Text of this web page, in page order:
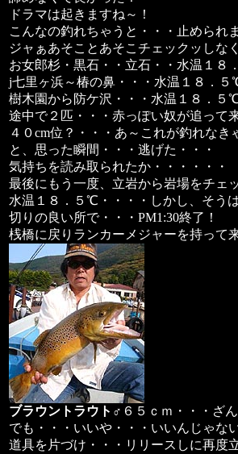
ドラマは起きますね～！
こんなの釣れちゃうと・・・止められ
ジャぁあそことあそこチェックッしな
お女郎杉・黒石・・立石・・水温１８
j七里ヶ浜～椿の鼻・・・水温１８．５
樹木園から防ケ沢・・・水温１８．５
途中で２匹・・・赤っぽい奴が追って
４０cm位？・・・あ～これが釣れな
と、思った瞬間・・・逃げた・・・
気持ちを読み取られたか・・・・・・
最後にもう一度、立岩から岩場をチェ
水温１８．５℃・・・・しかし、そう
切りの良い所で・・・PM1:30終了！
桟橋に戻りランカーメジャーを持って
ブラウントラウト ♂６５ｃｍ・・・ざ
でも・・・いいや・・・いいんじゃな
道具を片づけ・・・リリースしに再度